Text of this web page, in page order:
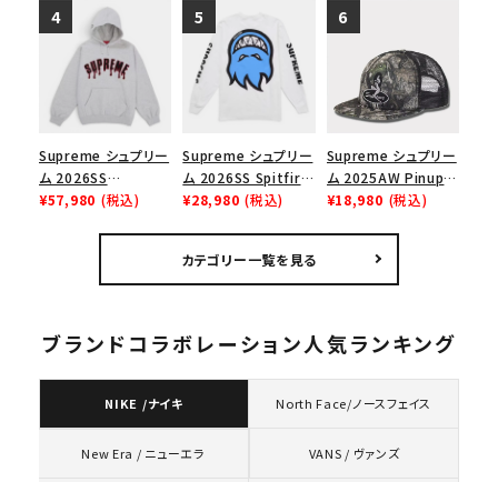
Logo 6-Panel ピグ
メントコーテッド Sロ
ゴ 6パネル ネイビー
ョーダンドローストリ
ングバッグ バックパッ
ク ブラック 黒
Cap オーバーダイド
キャンプキャップ ブ
Supreme シュプリー
ム 2026SS
Ghostface Arc
ーデッドスウェット パ
¥57,980 (税込)
Supreme シュプリー
ム 2026SS Spitfire
L/S Tee スピットファ
¥28,980 (税込)
Supreme シュプリー
ム 2025AW Pinup
Mesh Back 5-Panel
ップ トゥルーティン
バーHTC フォールカ
¥18,980 (税込)
カテゴリー一覧を見る
ブランドコラボレーション人気ランキング
NIKE /ナイキ North Face/ノースフェイス
New Era / ニューエラ VANS / ヴァンズ